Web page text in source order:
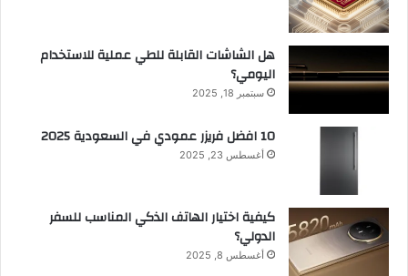
هل الشاشات القابلة للطي عملية للاستخدام
اليومي؟
سبتمبر 18, 2025
10 افضل فريزر عمودي​ في السعودية​ 2025
أغسطس 23, 2025
كيفية اختيار الهاتف الذكي المناسب للسفر
الدولي؟
أغسطس 8, 2025